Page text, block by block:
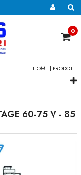
0
HOME | PRODOTTI
60-75 V - 85